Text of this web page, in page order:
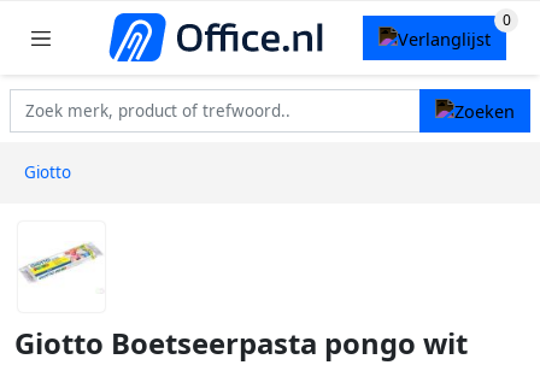
Giotto
Giotto Boetseerpasta pongo wit